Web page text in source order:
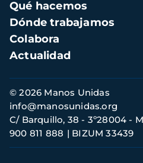
Qué hacemos
Dónde trabajamos
Colabora
Actualidad
Información
de
contacto
© 2026 Manos Unidas
C/ Barquillo, 38 - 3º28004 -
900 811 888
BIZUM 33439
info@manosunidas.org